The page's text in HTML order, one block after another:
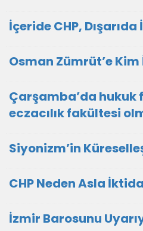
İçeride CHP,
Osman Zümrüt’e Kim
Çarşamba’da hukuk
eczacılık fakültesi
Siyonizm’in
CHP Neden Asla
İzmir Barosunu